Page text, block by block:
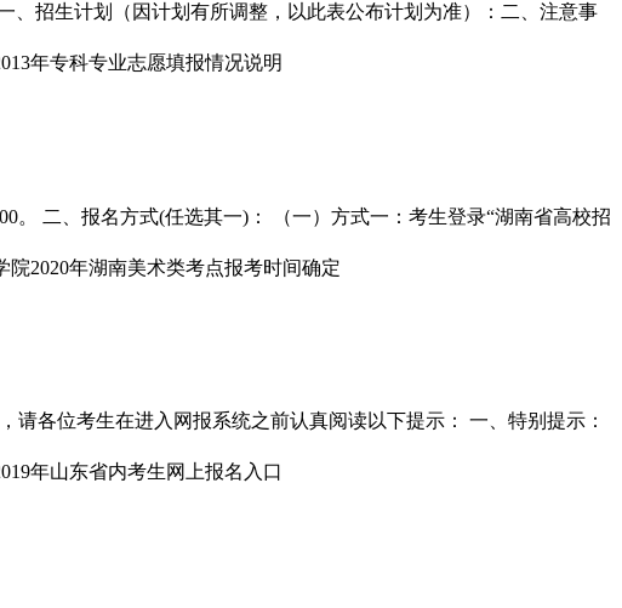
招生计划（因计划有所调整，以此表公布计划为准）：二、注意事
。 二、报名方式(任选其一)： （一）方式一：考生登录“湖南省高校招
各位考生在进入网报系统之前认真阅读以下提示： 一、特别提示：